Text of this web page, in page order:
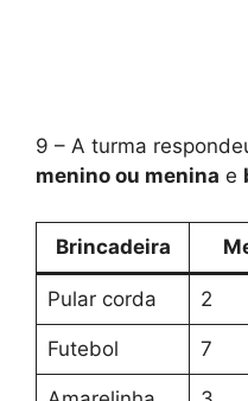
9 – A turma
menino ou menina e
Brincadeira
Pular corda 2
Futebol 7